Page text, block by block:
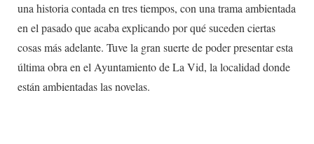
una historia contada en tres tiempos, con una trama ambientada
en el pasado que acaba explicando por qué suceden ciertas
cosas más adelante. Tuve la gran suerte de poder presentar esta
última obra en el Ayuntamiento de La Vid, la localidad donde
están ambientadas las novelas.